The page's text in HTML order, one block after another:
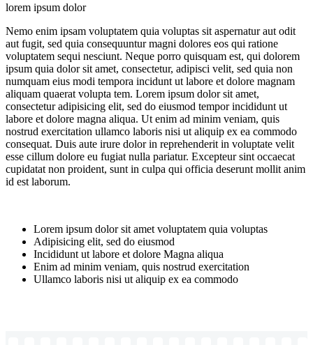
lorem ipsum dolor
Nemo enim ipsam voluptatem quia voluptas sit aspernatur aut odit
aut fugit, sed quia consequuntur magni dolores eos qui ratione
voluptatem sequi nesciunt. Neque porro quisquam est, qui dolorem
ipsum quia dolor sit amet, consectetur, adipisci velit, sed quia non
numquam eius modi tempora incidunt ut labore et dolore magnam
aliquam quaerat volupta tem. Lorem ipsum dolor sit amet,
consectetur adipisicing elit, sed do eiusmod tempor incididunt ut
labore et dolore magna aliqua. Ut enim ad minim veniam, quis
nostrud exercitation ullamco laboris nisi ut aliquip ex ea commodo
consequat. Duis aute irure dolor in reprehenderit in voluptate velit
esse cillum dolore eu fugiat nulla pariatur. Excepteur sint occaecat
cupidatat non proident, sunt in culpa qui officia deserunt mollit anim
id est laborum.
Lorem ipsum dolor sit amet voluptatem quia voluptas
Adipisicing elit, sed do eiusmod
Incididunt ut labore et dolore Magna aliqua
Enim ad minim veniam, quis nostrud exercitation
Ullamco laboris nisi ut aliquip ex ea commodo